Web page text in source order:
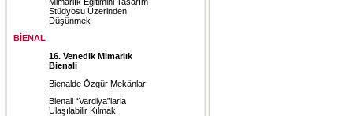
Stüdyosu Üzerinden
Düşünmek
BİENAL
16. Venedik Mimarlık
Bienali
Bienalde Özgür Mekânlar
Bienali “Vardiya”larla
Ulaşılabilir Kılmak